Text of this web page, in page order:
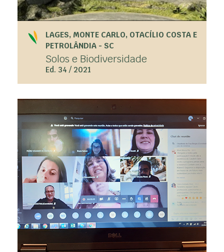
LAGES, MONTE CARLO, OTACÍLIO COSTA E
PETROLÂNDIA - SC
Solos e Biodiversidade
Ed. 34 / 2021